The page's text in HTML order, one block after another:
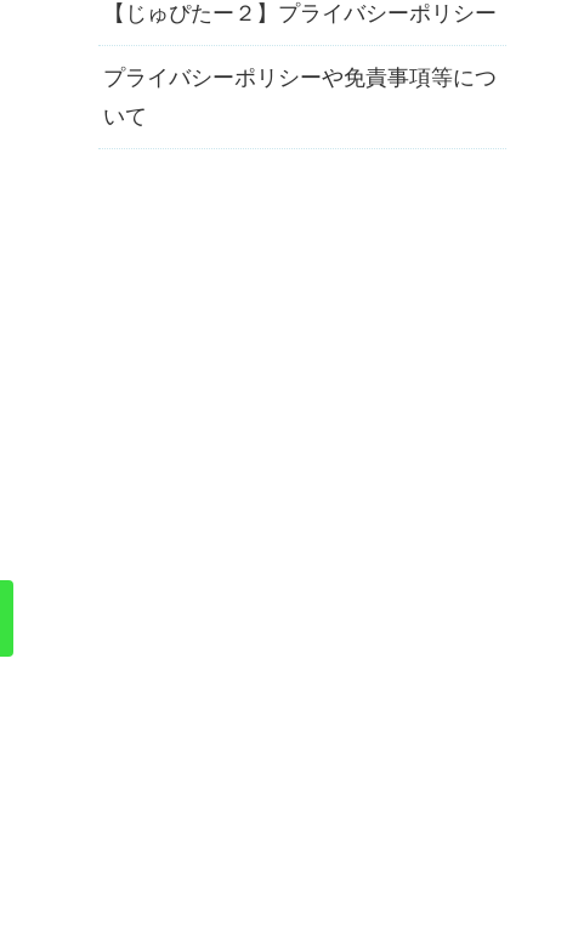
【じゅぴたー２】プライバシーポリシー
プライバシーポリシーや免責事項等につ
いて